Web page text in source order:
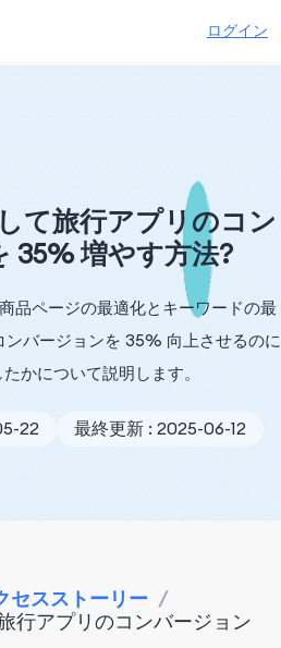
ログイン
て旅行アプリのコン
35% 増やす方法?
品ページの最適化とキーワードの最
バージョンを 35% 向上させるのに
かについて説明します。
22 最終更新 : 2025-06-12
セスストーリー /
行アプリのコンバージョン